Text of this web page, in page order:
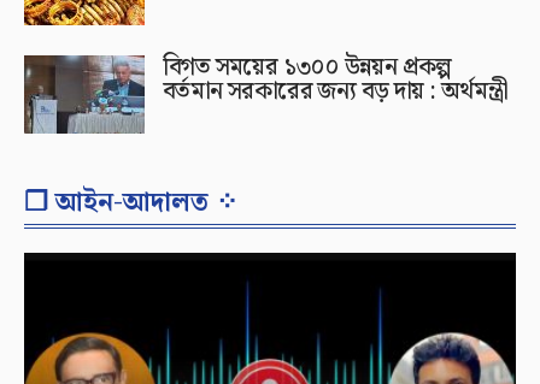
বিগত সময়ের ১৩০০ উন্নয়ন প্রকল্প
বর্তমান সরকারের জন্য বড় দায় : অর্থমন্ত্রী
❐ আইন-আদালত ⁘